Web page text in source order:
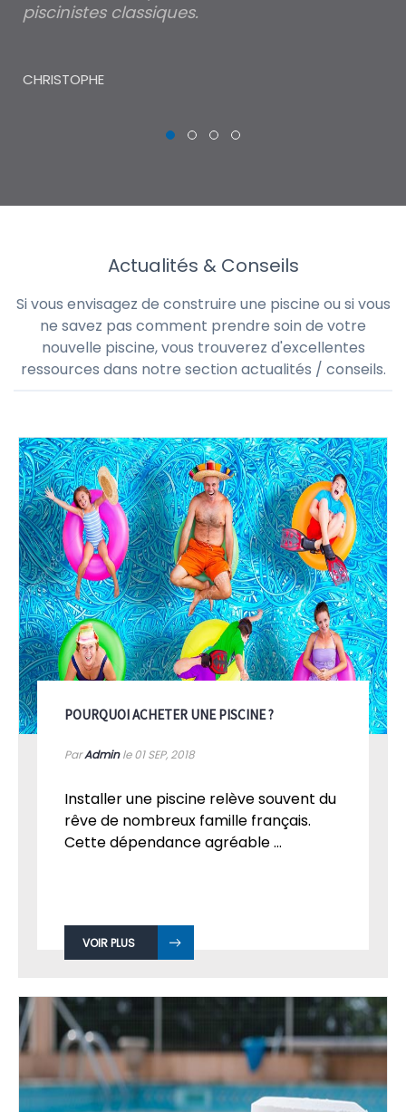
piscinistes classiques.
CHRISTOPHE
Actualités & Conseils
Si vous envisagez de construire une piscine ou si vous
ne savez pas comment prendre soin de votre
nouvelle piscine, vous trouverez d'excellentes
ressources dans notre section actualités / conseils.
POURQUOI ACHETER UNE PISCINE ?
ParAdminle 01SEP, 2018
Installer une piscine relève souvent du
rêve de nombreux famille français.
Cette dépendance agréable ...
VOIR PLUS